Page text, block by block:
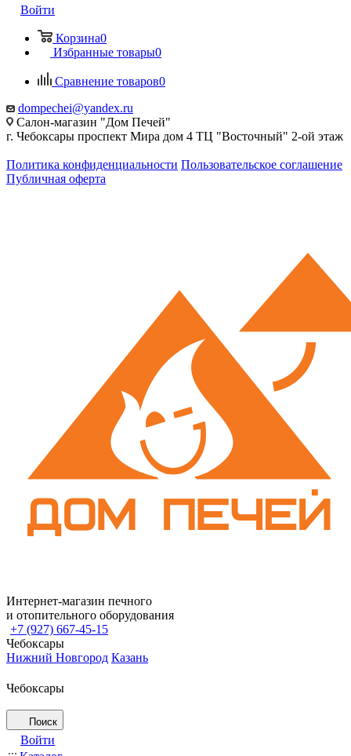
Войти
Корзина0
Избранные товары0
Сравнение товаров0
dompechei@yandex.ru
Салон-магазин "Дом Печей"
г. Чебоксары проспект Мира дом 4 ТЦ "Восточный" 2-ой этаж
Политика конфиденциальности Пользовательское соглашение
Публичная оферта
Интернет-магазин печного
и отопительного оборудования
+7 (927) 667-45-15
Чебоксары
Нижний Новгород Казань
Чебоксары
Поиск
Войти